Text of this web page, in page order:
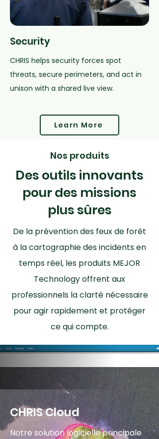
Security
CHRIS helps security forces spot
threats, secure perimeters, and act in
unison with a shared live view.
Learn More
Nos produits
Des outils innovants
pour des missions
plus sûres
De la prévention des feux de forêt
à la cartographie des incidents en
temps réel, les produits MEJOR
Technology offrent aux
professionnels la clarté nécessaire
pour agir rapidement et protéger
ce qui compte.
CHRIS Cloud
Notre solution logicielle principale